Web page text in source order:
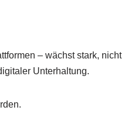
– wächst stark, nicht
Unterhaltung.